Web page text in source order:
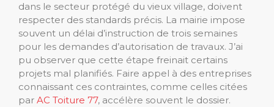
dans le secteur protégé du vieux village, doivent
respecter des standards précis. La mairie impose
souvent un délai d’instruction de trois semaines
pour les demandes d’autorisation de travaux. J’ai
pu observer que cette étape freinait certains
projets mal planifiés. Faire appel à des entreprises
connaissant ces contraintes, comme celles citées
par AC Toiture 77, accélère souvent le dossier.